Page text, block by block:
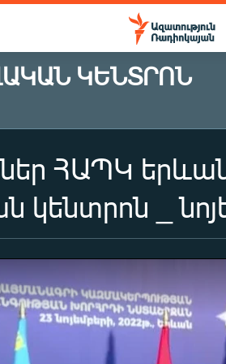
ԿԵՆՏՐՈՆ
ՀԱՊԿ
կենտրոն _